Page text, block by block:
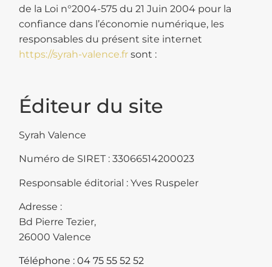
de la Loi n°2004-575 du 21 Juin 2004 pour la
confiance dans l’économie numérique, les
responsables du présent site internet
https://syrah-valence.fr sont :
Éditeur du site
Syrah Valence
Numéro de SIRET : 33066514200023
Responsable éditorial : Yves Ruspeler
Adresse :
Bd Pierre Tezier,
26000 Valence
Téléphone : 04 75 55 52 52